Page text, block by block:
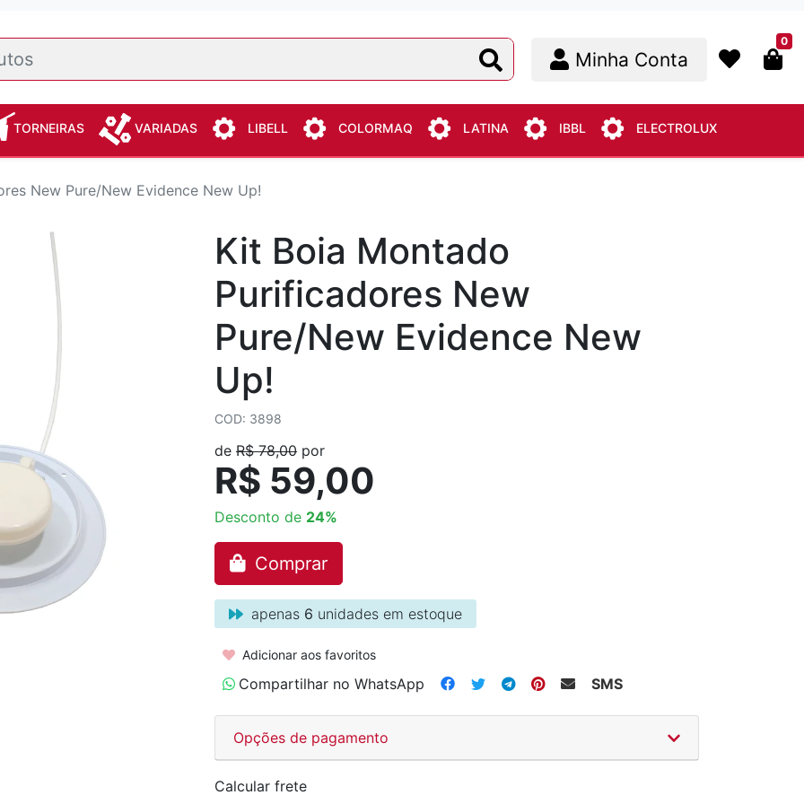
Minha Conta
0
TORNEIRAS VARIADAS LIBELL COLORMAQ LATINA IBBL ELECTROLUX
New Pure/New Evidence New Up!
Kit Boia Montado
Purificadores New
Pure/New Evidence New
Up!
COD: 3898
de R$ 78,00 por
R$ 59,00
Desconto de 24%
Comprar
apenas 6 unidades em estoque
Adicionar aos favoritos
Compartilhar no WhatsApp SMS
Opções de pagamento
Calcular frete